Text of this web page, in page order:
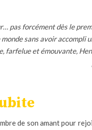
pas forcément dès le
sans avoir accompli
farfelue et émouvante,
de son amant pour